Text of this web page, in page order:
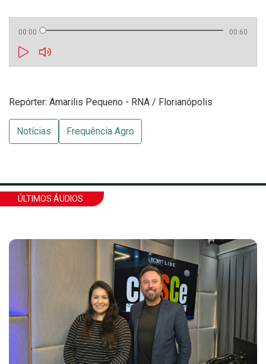
00:00 00:60
Repórter: Amarilis Pequeno - RNA / Florianópolis
Notícias Frequência Agro
ÚLTIMOS ÁUDIOS